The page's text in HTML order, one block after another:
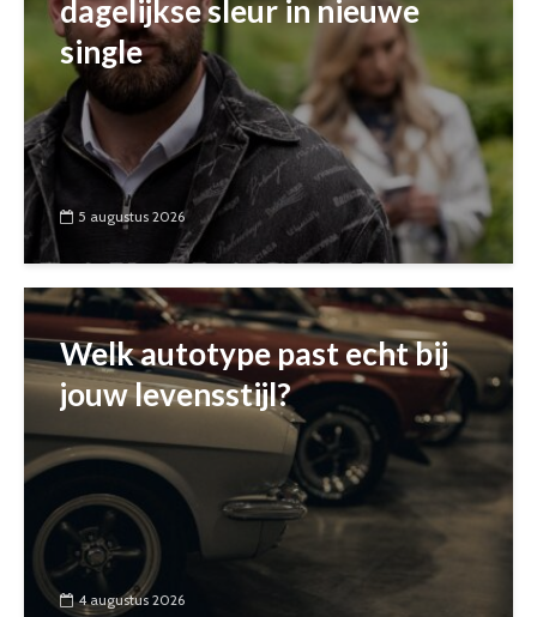
dagelijkse sleur in nieuwe
single
5 augustus 2026
Welk autotype past echt bij
jouw levensstijl?
4 augustus 2026